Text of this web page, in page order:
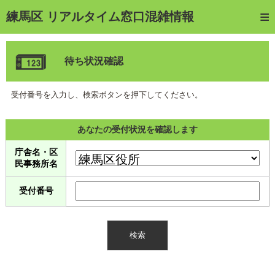
練馬区 リアルタイム窓口混雑情報
トップページ
web予約
予約確認・キャンセル
待ち状況確認
交付状況確認
メール通知登録
混雑予想カレンダー
待ち状況確認
受付番号を入力し、検索ボタンを押下してください。
あなたの受付状況を確認します
庁舎名・区
民事務所名
受付番号